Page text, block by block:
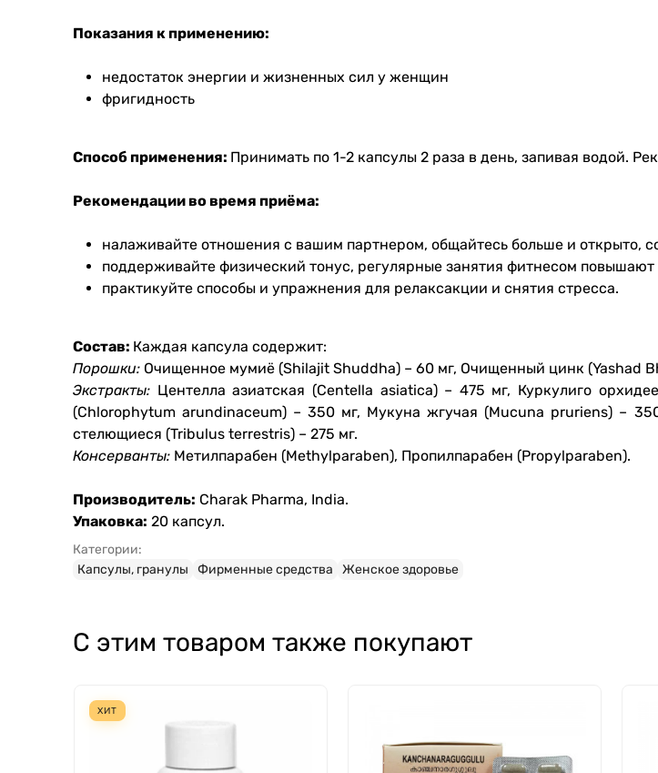
Показания к применению:
недостаток энергии и жизненных сил у женщин
фригидность
Способ применения: Принимать по 1-2 капсулы 2 раза в день, запивая водой.
Рекомендации во время приёма:
налаживайте отношения с вашим партнером, общайтесь больше и открыто,
поддерживайте физический тонус, регулярные занятия фитнесом
практикуйте способы и упражнения для релаксакции и снятия стресса.
Состав: Каждая капсула содержит:
Порошки: Очищенное мумиё (Shilajit Shuddha) – 60 мг, Очищенный цинк (Yashad
Экстракты: Центелла азиатская (Centella asiatica) – 475 мг, Куркулиго
(Chlorophytum arundinaceum) – 350 мг, Мукуна жгучая (Mucuna pruriens) –
стелющиеся (Tribulus terrestris) – 275 мг.
Консерванты: Метилпарабен (Methylparaben), Пропилпарабен (Propylparaben).
Производитель: Charak Pharma, India.
Упаковка: 20 капсул.
Категории:
Капсулы, гранулы
Фирменные средства Женское здоровье
С этим товаром также покупают
ХИТ